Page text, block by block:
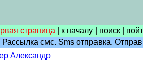
страница к началу поиск
смс. Sms отправка.
Александр